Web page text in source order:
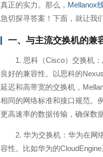
真正的实力。那么， Mellanox
急切探寻答案！下面，就让我
一、与主流交换机的兼
1. 思科（Cisco）交换机
良好的兼容性。以思科的
延迟和高带宽的交换机，
相同的网络标准和接口规范。
更高速率的数据传输，确保数
2. 华为交换机：华为在网
容性。比如华为的